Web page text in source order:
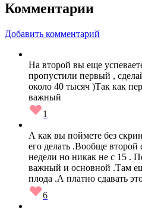
Комментарии
Добавить комментарий
На второй вы еще
пропустили первый ,
около 40 тысяч )Так как
важный
1
А как вы поймете без
его делать .Вообще второй
недели но никак не с 15 .
важный и основной .Там
плода .А платно сдавать
6